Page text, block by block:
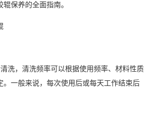
保养的全面指南。
洗，清洗频率可以根据使用频率、材料性质
。一般来说，每次使用后或每天工作结束后